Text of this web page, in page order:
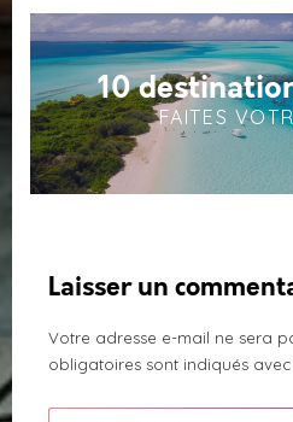
10
FAITES
Laisser un
Votre adresse e-mail ne sera
obligatoires sont indiqués avec